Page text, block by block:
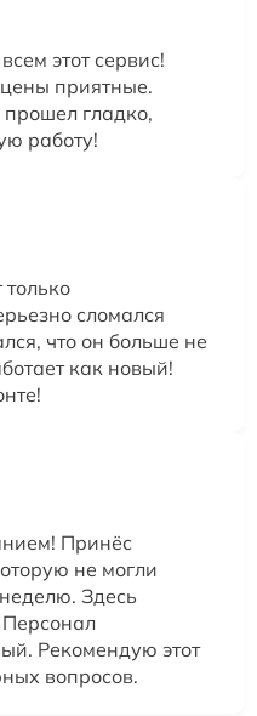
этот сервис!
приятные.
гладко,
работу!
только
сломался
что он больше не
как новый!
Принёс
не могли
Здесь
Рекомендую этот
вопросов.